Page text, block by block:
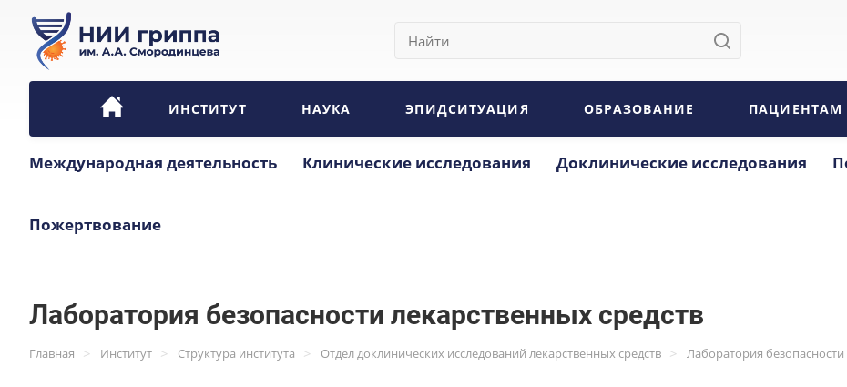
ИНСТИТУТ НАУКА ЭПИДСИТУАЦИЯ ОБРАЗОВАНИЕ ПАЦИЕНТАМ
Международная деятельность Клинические исследования Доклинические исследования
Пожертвование
Лаборатория безопасности лекарственных средств
Главная > Институт > Структура института > Отдел доклинических исследований лекарственных средств > Лаборатория безопасности